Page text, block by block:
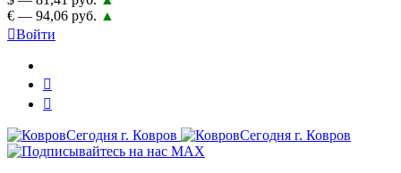
€ — 94,06 руб. ▲
Войти